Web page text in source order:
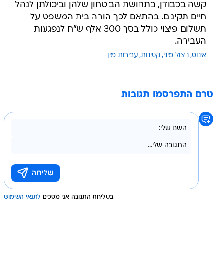
קשה בכבודן, בתחושת הביטחון שלהן וביכולתן לנהל
חיים תקינים. בהתאם לכך הורה בית המשפט על
תשלום פיצוי כולל בסך 300 אלף ש"ח לנפגעות
העבירה.
אינוס ניצול מיני קטינות עבירות מין
טרם התפרסמו תגובות
בשליחת התגובה אני מסכים לתנאי השימוש